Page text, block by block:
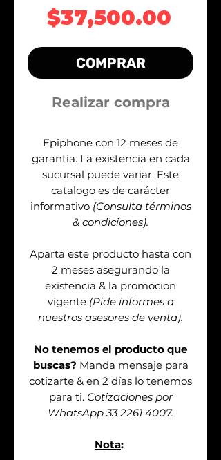
$37,500.00
COMPRAR
Realizar compra
Epiphone con 12 meses de
garantía. La existencia en cada
sucursal puede variar. Este
catalogo es de carácter
informativo (Consulta términos
& condiciones).
Aparta este producto hasta con
2 meses asegurando la
existencia & la promocion
vigente (Pide informes a
nuestros asesores de venta).
No tenemos el producto que
buscas? Manda mensaje para
cotizarte & en 2 días lo tenemos
para ti. Cotizaciones por
WhatsApp 33 2261 4007.
Nota: